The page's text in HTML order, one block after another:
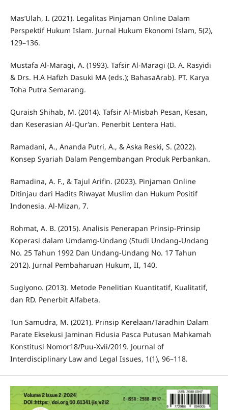
Mas’Ulah, I. (2021). Legalitas Pinjaman Online Dalam
Perspektif Hukum Islam. Jurnal Hukum Ekonomi Islam, 5(2),
129–136.
Mustafa Al-Maragi, A. (1993). Tafsir Al-Maragi (D. A. Rasyidi
& Drs. H.A Hafizh Dasuki MA (eds.); BahasaArab). PT. Karya
Toha Putra Semarang.
Quraish Shihab, M. (2014). Tafsir Al-Misbah Pesan, Kesan,
dan Keserasian Al-Qur’an. Penerbit Lentera Hati.
Ramadani, A., Ananda Putri, A., & Aska Reski, S. (2022).
Konsep Syariah Dalam Pengembangan Produk Perbankan.
Ramadina, A. F., & Tajul Arifin. (2023). Pinjaman Online
Ditinjau dari Hadits Riwayat Muslim dan Hukum Positif
Indonesia. Al-Mizan, 7.
Rohmat, A. B. (2015). Analisis Penerapan Prinsip-Prinsip
Koperasi dalam Umdamg-Undang (Studi Undang-Undang
No. 25 Tahun 1992 Dan Undang-Undang No. 17 Tahun
2012). Jurnal Pembaharuan Hukum, II, 140.
Sugiyono. (2013). Metode Penelitian Kuantitatif, Kualitatif,
dan RD. Penerbit Alfabeta.
Tun Samudra, M. (2021). Prinsip Kerelaan/Taradhin Dalam
Parate Eksekusi Jaminan Fidusia Pasca Putusan Mahkamah
Konstitusi Nomor18/Puu-Xvii/2019. Journal of
Interdisciplinary Law and Legal Issues, 1(1), 96–118.